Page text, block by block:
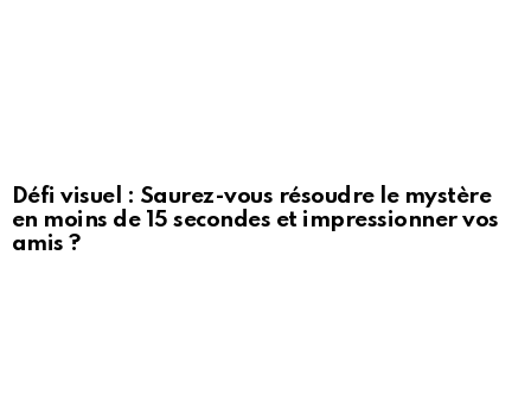
Défi visuel : Saurez-vous résoudre le mystère
en moins de 15 secondes et impressionner vos
amis ?